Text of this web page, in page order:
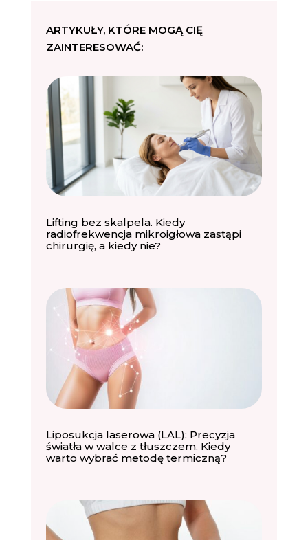
ARTYKUŁY, KTÓRE MOGĄ CIĘ
ZAINTERESOWAĆ:
Lifting bez skalpela. Kiedy
radiofrekwencja mikroigłowa zastąpi
chirurgię, a kiedy nie?
Liposukcja laserowa (LAL): Precyzja
światła w walce z tłuszczem. Kiedy
warto wybrać metodę termiczną?